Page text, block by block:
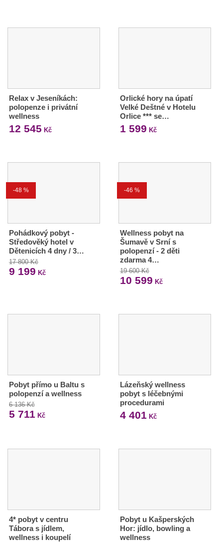
Relax v Jeseníkách:
polopenze i privátní
wellness
12 545 Kč
Orlické hory na úpatí
Velké Deštné v Hotelu
Orlice *** se…
1 599 Kč
-48 %
Pohádkový pobyt -
Středověký hotel v
Dětenicích 4 dny / 3…
17 800 Kč
9 199 Kč
-46 %
Wellness pobyt na
Šumavě v Srní s
polopenzí - 2 děti
zdarma 4…
19 600 Kč
10 599 Kč
Pobyt přímo u Baltu s
polopenzí a wellness
6 136 Kč
5 711 Kč
Lázeňský wellness
pobyt s léčebnými
procedurami
4 401 Kč
4* pobyt v centru
Tábora s jídlem,
wellness i koupelí
Pobyt u Kašperských
Hor: jídlo, bowling a
wellness